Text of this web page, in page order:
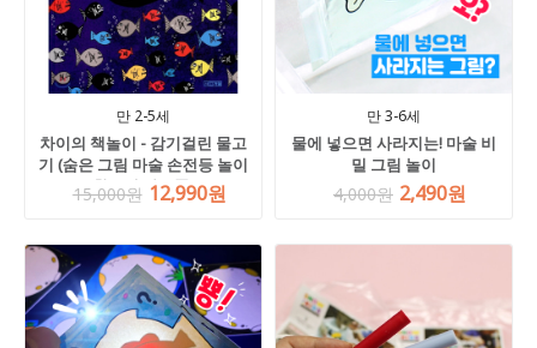
만 2-5세
차이의 책놀이 - 감기걸린 물고
기 (숨은 그림 마술 손전등 놀이
활동지 사은품)
15,000원 12,990원
만 3-6세
물에 넣으면 사라지는! 마술 비
밀 그림 놀이
4,000원 2,490원